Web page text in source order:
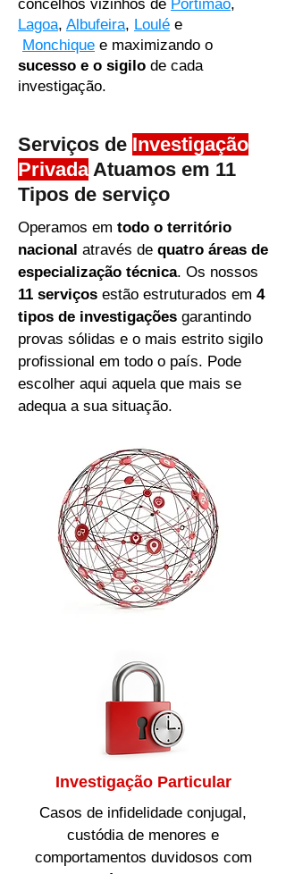
concelhos vizinhos de Portimão,
Lagoa, Albufeira, Loulé e
Monchique e maximizando o
sucesso e o sigilo de cada
investigação.
Serviços de Investigação
Privada Atuamos em 11
Tipos de serviço
Operamos em todo o território
nacional através de quatro áreas de
especialização técnica. Os nossos
11 serviços estão estruturados em 4
tipos de investigações garantindo
provas sólidas e o mais estrito sigilo
profissional em todo o país. Pode
escolher aqui aquela que mais se
adequa a sua situação.
Investigação Particular
Casos de infidelidade conjugal,
custódia de menores e
comportamentos duvidosos com